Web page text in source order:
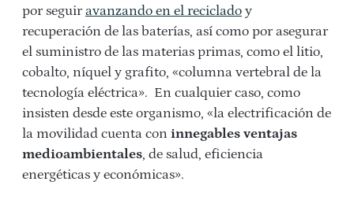
por seguiravanzando en el reciclado y
recuperación de las baterías, así como por asegurar
el suministro de las materias primas, como el litio,
cobalto, níquel y grafito, «columna vertebral de la
tecnología eléctrica». En cualquier caso, como
insisten desde este organismo, «la electrificación de
la movilidad cuenta con innegables ventajas
medioambientales, de salud, eficiencia
energéticas y económicas».